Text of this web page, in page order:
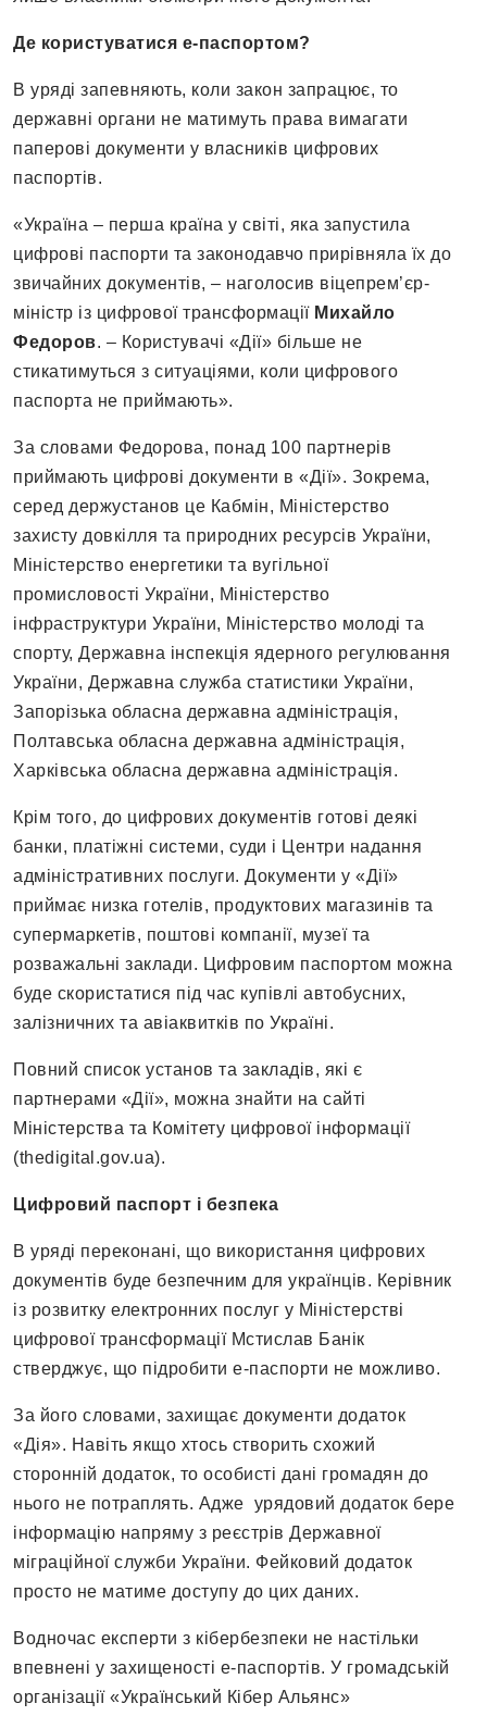
Де користуватися е-паспортом?
В уряді запевняють, коли закон запрацює, то
державні органи не матимуть права вимагати
паперові документи у власників цифрових
паспортів.
«Україна – перша країна у світі, яка запустила
цифрові паспорти та законодавчо прирівняла їх до
звичайних документів, – наголосив віцепрем’єр-
міністр із цифрової трансформації Михайло
Федоров. – Користувачі «Дії» більше не
стикатимуться з ситуаціями, коли цифрового
паспорта не приймають».
За словами Федорова, понад 100 партнерів
приймають цифрові документи в «Дії». Зокрема,
серед держустанов це Кабмін, Міністерство
захисту довкілля та природних ресурсів України,
Міністерство енергетики та вугільної
промисловості України, Міністерство
інфраструктури України, Міністерство молоді та
спорту, Державна інспекція ядерного регулювання
України, Державна служба статистики України,
Запорізька обласна державна адміністрація,
Полтавська обласна державна адміністрація,
Харківська обласна державна адміністрація.
Крім того, до цифрових документів готові деякі
банки, платіжні системи, суди і Центри надання
адміністративних послуги. Документи у «Дії»
приймає низка готелів, продуктових магазинів та
супермаркетів, поштові компанії, музеї та
розважальні заклади. Цифровим паспортом можна
буде скористатися під час купівлі автобусних,
залізничних та авіаквитків по Україні.
Повний список установ та закладів, які є
партнерами «Дії», можна знайти на сайті
Міністерства та Комітету цифрової інформації
(thedigital.gov.ua).
Цифровий паспорт і безпека
В уряді переконані, що використання цифрових
документів буде безпечним для українців. Керівник
із розвитку електронних послуг у Міністерстві
цифрової трансформації Мстислав Банік
стверджує, що підробити е-паспорти не можливо.
За його словами, захищає документи додаток
«Дія». Навіть якщо хтось створить схожий
сторонній додаток, то особисті дані громадян до
нього не потраплять. Адже урядовий додаток бере
інформацію напряму з реєстрів Державної
міграційної служби України. Фейковий додаток
просто не матиме доступу до цих даних.
Водночас експерти з кібербезпеки не настільки
впевнені у захищеності е-паспортів. У громадській
організації «Український Кібер Альянс»